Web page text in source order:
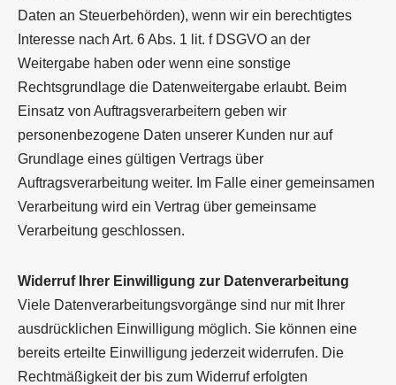
Daten an Steuerbehörden), wenn wir ein berechtigtes
Interesse nach Art. 6 Abs. 1 lit. f DSGVO an der
Weitergabe haben oder wenn eine sonstige
Rechtsgrundlage die Datenweitergabe erlaubt. Beim
Einsatz von Auftragsverarbeitern geben wir
personenbezogene Daten unserer Kunden nur auf
Grundlage eines gültigen Vertrags über
Auftragsverarbeitung weiter. Im Falle einer gemeinsamen
Verarbeitung wird ein Vertrag über gemeinsame
Verarbeitung geschlossen.
Widerruf Ihrer Einwilligung zur Datenverarbeitung
Viele Datenverarbeitungsvorgänge sind nur mit Ihrer
ausdrücklichen Einwilligung möglich. Sie können eine
bereits erteilte Einwilligung jederzeit widerrufen. Die
Rechtmäßigkeit der bis zum Widerruf erfolgten